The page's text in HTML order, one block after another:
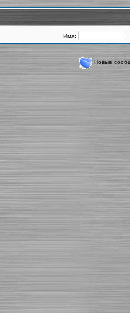
Имя:
Новые